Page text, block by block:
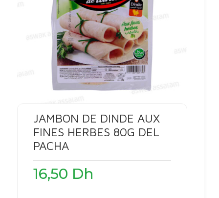
JAMBON DE DINDE AUX
FINES HERBES 80G DEL
PACHA
16,50 Dh